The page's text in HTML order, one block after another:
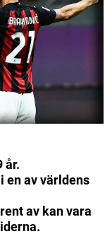
år.
en av världens
av kan vara